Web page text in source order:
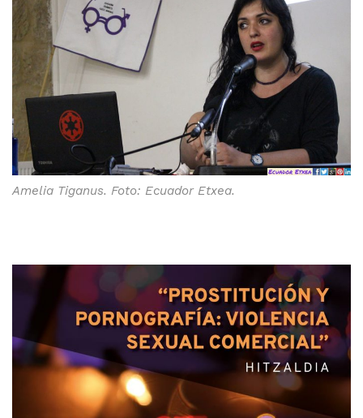
Amelia Tiganus. Foto: Ecuador Etxea.